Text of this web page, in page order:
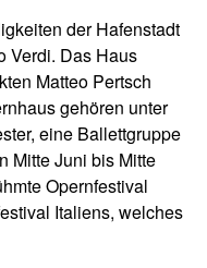
der Hafenstadt
Verdi. Das Haus
Matteo Pertsch
gehören unter
eine Ballettgruppe
Mitte Juni bis Mitte
Opernfestival
Italiens, welches